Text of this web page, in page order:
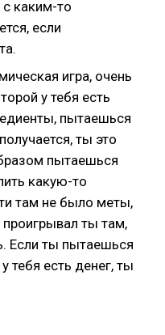
с каким-то
если
игра, очень
у тебя есть
пытаешься
ты это
пытаешься
какую-то
там не было меты,
проигрывал ты там,
Если ты пытаешься
тебя есть денег, ты